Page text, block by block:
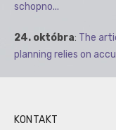
schopno...
24. októbra: The
planning relies on
KONTAKT